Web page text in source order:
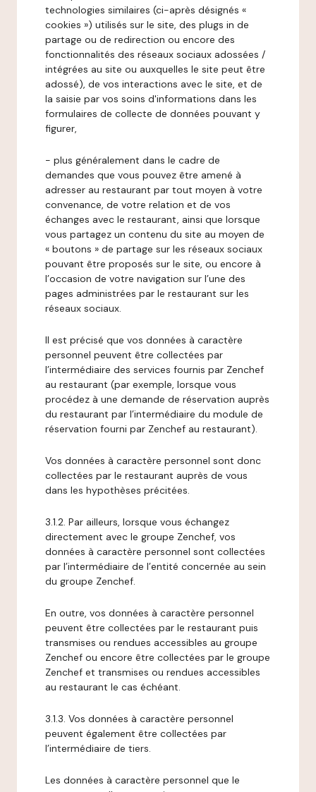
technologies similaires (ci-après désignés «
cookies ») utilisés sur le site, des plugs in de
partage ou de redirection ou encore des
fonctionnalités des réseaux sociaux adossées /
intégrées au site ou auxquelles le site peut être
adossé), de vos interactions avec le site, et de
la saisie par vos soins d'informations dans les
formulaires de collecte de données pouvant y
figurer,
- plus généralement dans le cadre de
demandes que vous pouvez être amené à
adresser au restaurant par tout moyen à votre
convenance, de votre relation et de vos
échanges avec le restaurant, ainsi que lorsque
vous partagez un contenu du site au moyen de
« boutons » de partage sur les réseaux sociaux
pouvant être proposés sur le site, ou encore à
l’occasion de votre navigation sur l’une des
pages administrées par le restaurant sur les
réseaux sociaux.
Il est précisé que vos données à caractère
personnel peuvent être collectées par
l’intermédiaire des services fournis par Zenchef
au restaurant (par exemple, lorsque vous
procédez à une demande de réservation auprès
du restaurant par l’intermédiaire du module de
réservation fourni par Zenchef au restaurant).
Vos données à caractère personnel sont donc
collectées par le restaurant auprès de vous
dans les hypothèses précitées.
3.1.2. Par ailleurs, lorsque vous échangez
directement avec le groupe Zenchef, vos
données à caractère personnel sont collectées
par l’intermédiaire de l’entité concernée au sein
du groupe Zenchef.
En outre, vos données à caractère personnel
peuvent être collectées par le restaurant puis
transmises ou rendues accessibles au groupe
Zenchef ou encore être collectées par le groupe
Zenchef et transmises ou rendues accessibles
au restaurant le cas échéant.
3.1.3. Vos données à caractère personnel
peuvent également être collectées par
l’intermédiaire de tiers.
Les données à caractère personnel que le